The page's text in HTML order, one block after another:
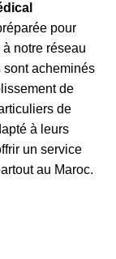
pour
notre réseau
sont acheminés
de
de
à leurs
un service
au Maroc.